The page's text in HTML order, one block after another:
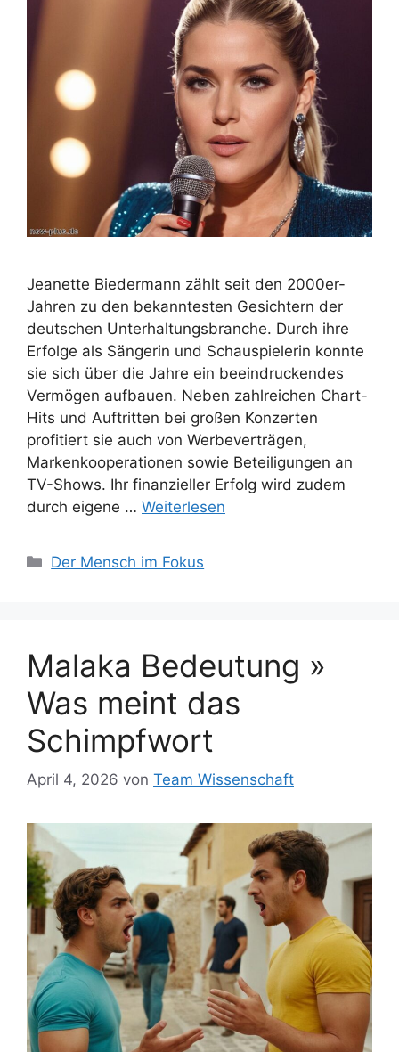
Jeanette Biedermann zählt seit den 2000er-
Jahren zu den bekanntesten Gesichtern der
deutschen Unterhaltungsbranche. Durch ihre
Erfolge als Sängerin und Schauspielerin konnte
sie sich über die Jahre ein beeindruckendes
Vermögen aufbauen. Neben zahlreichen Chart-
Hits und Auftritten bei großen Konzerten
profitiert sie auch von Werbeverträgen,
Markenkooperationen sowie Beteiligungen an
TV-Shows. Ihr finanzieller Erfolg wird zudem
durch eigene … Weiterlesen
Kategorien
Der Mensch im Fokus
Malaka Bedeutung »
Was meint das
Schimpfwort
April 4, 2026 von Team Wissenschaft